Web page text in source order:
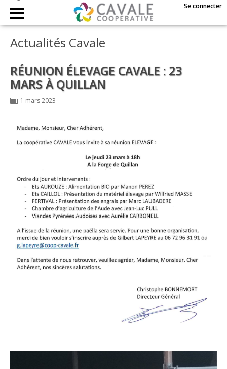
Se connecter
Actualités Cavale
RÉUNION ÉLEVAGE CAVALE : 23
MARS À QUILLAN
1 mars 2023